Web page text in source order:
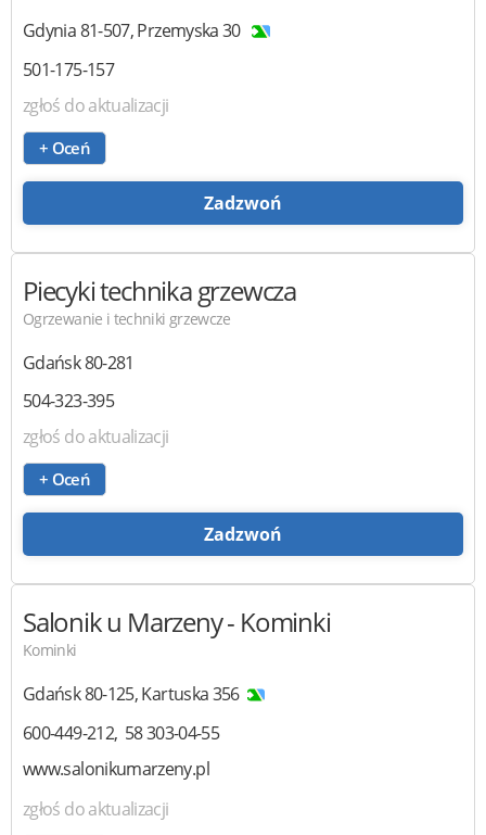
Gdynia81-507,Przemyska 30
501-175-157
zgłoś do aktualizacji
+ Oceń
Zadzwoń
Piecykitechnika grzewcza
Ogrzewanie i techniki grzewcze
Gdańsk80-281
504-323-395
zgłoś do aktualizacji
+ Oceń
Zadzwoń
Salonik u Marzeny- Kominki
Kominki
Gdańsk80-125,Kartuska 356
600-449-212 58 303-04-55
www.salonikumarzeny.pl
zgłoś do aktualizacji